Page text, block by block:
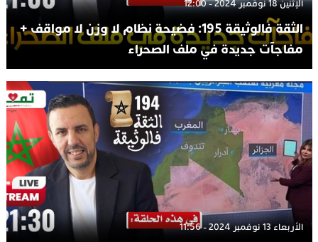
الإثنين 18 نوفمبر 2024 - 12:00
الثقة فالوثيقة 195: فضيحة نظام لا وزن لا مواقف +
مفاجآت جديدة في ملف الصحراء
الأربعاء 13 نوفمبر 2024 - 11:56